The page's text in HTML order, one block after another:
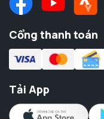
Cổng thanh toán
Tải App